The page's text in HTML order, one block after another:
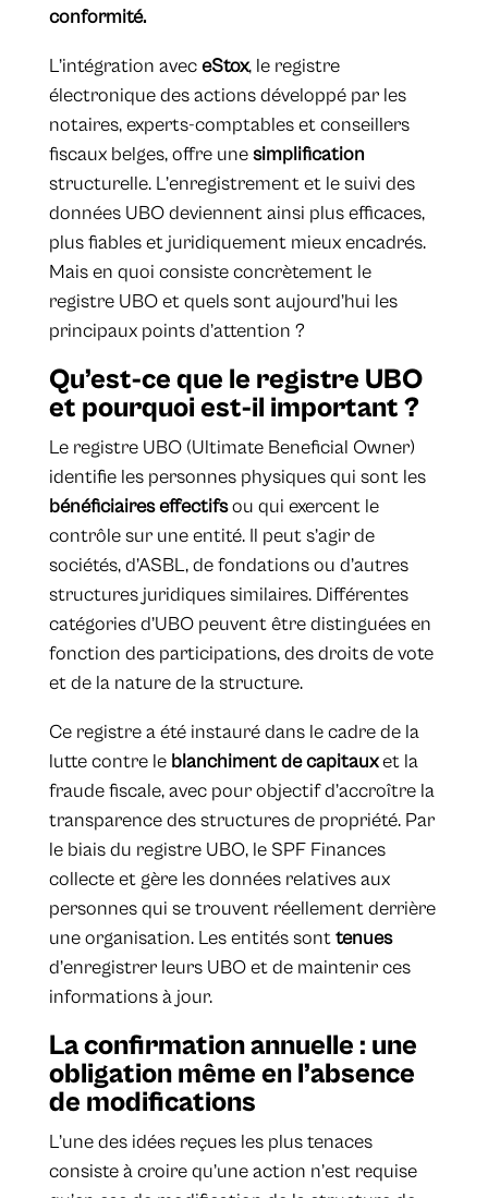
conformité.
L’intégration aveceStox, le registre
électronique des actions développé par les
notaires, experts-comptables et conseillers
fiscaux belges, offre unesimplification
structurelle. L’enregistrement et le suivi des
données UBO deviennent ainsi plus efficaces,
plus fiables et juridiquement mieux encadrés.
Mais en quoi consiste concrètement le
registre UBO et quels sont aujourd’hui les
principaux points d’attention ?
Qu’est-ce que le registre UBO
et pourquoi est-il important ?
Le registre UBO (Ultimate Beneficial Owner)
identifie les personnes physiques qui sont les
bénéficiaires effectifsou qui exercent le
contrôle sur une entité. Il peut s’agir de
sociétés, d’ASBL, de fondations ou d’autres
structures juridiques similaires. Différentes
catégories d’UBO peuvent être distinguées en
fonction des participations, des droits de vote
et de la nature de la structure.
Ce registre a été instauré dans le cadre de la
lutte contre le blanchiment de capitauxet la
fraude fiscale, avec pour objectif d’accroître la
transparence des structures de propriété. Par
le biais du registre UBO, le SPF Finances
collecte et gère les données relatives aux
personnes qui se trouvent réellement derrière
une organisation. Les entités sonttenues
d’enregistrer leurs UBO et de maintenir ces
informations à jour.
La confirmation annuelle : une
obligation même en l’absence
de modifications
L’une des idées reçues les plus tenaces
consiste à croire qu’une action n’est requise